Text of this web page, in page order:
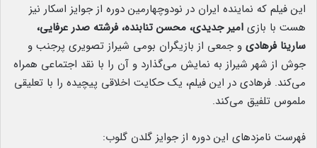
این فیلم که نماینده ایران در نودوچهارمین دوره از جوایز اسکار نیز
هست با بازی امیر جدیدی، محسن تنابنده، فرشته صدر عرفایی،
سارینا فرهادی و جمعی از بازیگران بومی شیراز تصویری پرجنب و
جوش از شهر شیراز به نمایش می‌گذارد و آن را با نقد اجتماعی همراه
می‌کند. فرهادی در این فیلم، یک حکایت اخلاقی پیچیده را با تعلیقی
ملموس تلفیق می‌کند.
فهرست نامزدهای این دوره از جوایز گلدن گلوب: